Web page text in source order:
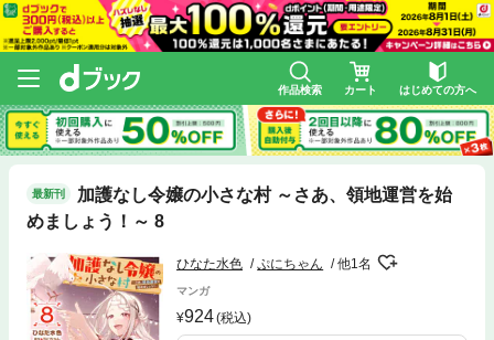
作品検索 カート はじめての方へ
最新刊
加護なし令嬢の小さな村 ～さあ、領地運営を始
めましょう！～ 8
ひなた水色 ぷにちゃん 他1名
マンガ
924(税込)